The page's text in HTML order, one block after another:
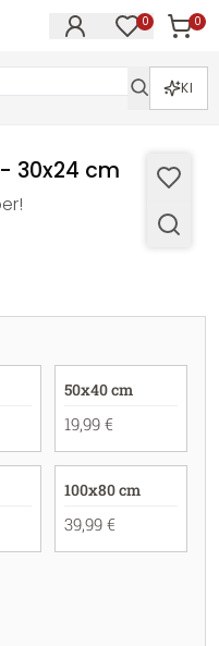
0 0
KI
30x24 cm
50x40 cm
19,99 €
100x80 cm
39,99 €